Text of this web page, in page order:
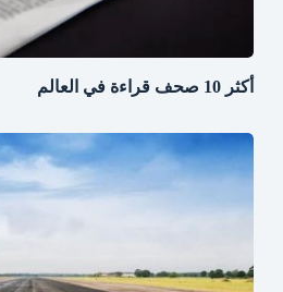
أكثر 10 صحف قراءة في العالم